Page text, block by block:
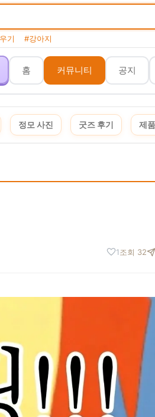
기 #강아지
홈 커뮤니티 공지
정모 사진 굿즈 후기 제
1조회 32
스 활동의 일환으로, 이에 따른 일정액의 수수료를